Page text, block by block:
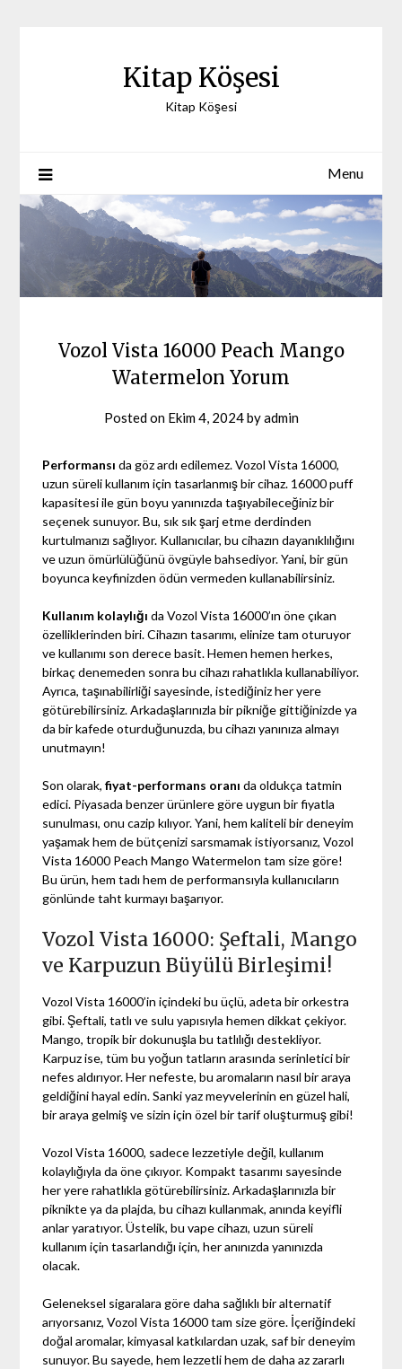
Kitap Köşesi
Kitap Köşesi
Menu
Vozol Vista 16000 Peach Mango
Watermelon Yorum
Posted on Ekim 4, 2024byadmin
Performansı da göz ardı edilemez. Vozol Vista 16000,
uzun süreli kullanım için tasarlanmış bir cihaz. 16000 puff
kapasitesi ile gün boyu yanınızda taşıyabileceğiniz bir
seçenek sunuyor. Bu, sık sık şarj etme derdinden
kurtulmanızı sağlıyor. Kullanıcılar, bu cihazın dayanıklılığını
ve uzun ömürlülüğünü övgüyle bahsediyor. Yani, bir gün
boyunca keyfinizden ödün vermeden kullanabilirsiniz.
Kullanım kolaylığı da Vozol Vista 16000’ın öne çıkan
özelliklerinden biri. Cihazın tasarımı, elinize tam oturuyor
ve kullanımı son derece basit. Hemen hemen herkes,
birkaç denemeden sonra bu cihazı rahatlıkla kullanabiliyor.
Ayrıca, taşınabilirliği sayesinde, istediğiniz her yere
götürebilirsiniz. Arkadaşlarınızla bir pikniğe gittiğinizde ya
da bir kafede oturduğunuzda, bu cihazı yanınıza almayı
unutmayın!
Son olarak,fiyat-performans oranı da oldukça tatmin
edici. Piyasada benzer ürünlere göre uygun bir fiyatla
sunulması, onu cazip kılıyor. Yani, hem kaliteli bir deneyim
yaşamak hem de bütçenizi sarsmamak istiyorsanız, Vozol
Vista 16000 Peach Mango Watermelon tam size göre!
Bu ürün, hem tadı hem de performansıyla kullanıcıların
gönlünde taht kurmayı başarıyor.
Vozol Vista 16000: Şeftali, Mango
ve Karpuzun Büyülü Birleşimi!
Vozol Vista 16000’in içindeki bu üçlü, adeta bir orkestra
gibi. Şeftali, tatlı ve sulu yapısıyla hemen dikkat çekiyor.
Mango, tropik bir dokunuşla bu tatlılığı destekliyor.
Karpuz ise, tüm bu yoğun tatların arasında serinletici bir
nefes aldırıyor. Her nefeste, bu aromaların nasıl bir araya
geldiğini hayal edin. Sanki yaz meyvelerinin en güzel hali,
bir araya gelmiş ve sizin için özel bir tarif oluşturmuş gibi!
Vozol Vista 16000, sadece lezzetiyle değil, kullanım
kolaylığıyla da öne çıkıyor. Kompakt tasarımı sayesinde
her yere rahatlıkla götürebilirsiniz. Arkadaşlarınızla bir
piknikte ya da plajda, bu cihazı kullanmak, anında keyifli
anlar yaratıyor. Üstelik, bu vape cihazı, uzun süreli
kullanım için tasarlandığı için, her anınızda yanınızda
olacak.
Geleneksel sigaralara göre daha sağlıklı bir alternatif
arıyorsanız, Vozol Vista 16000 tam size göre. İçeriğindeki
doğal aromalar, kimyasal katkılardan uzak, saf bir deneyim
sunuyor. Bu sayede, hem lezzetli hem de daha az zararlı